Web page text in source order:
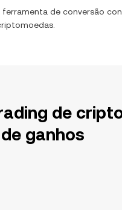
de conversão
de
ganhos